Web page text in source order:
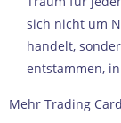
sich nicht um
handelt,
entstammen,
Mehr Trading